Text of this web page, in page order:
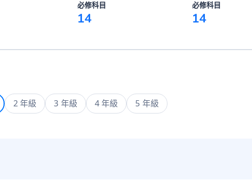
必修科目
14
必修科目
14
2 年級 3 年級 4 年級 5 年級